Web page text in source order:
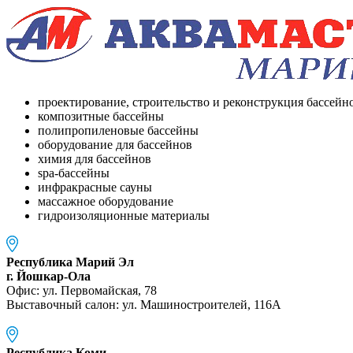
проектирование, строительство и реконструкция
композитные бассейны
полипропиленовые бассейны
оборудование для бассейнов
химия для бассейнов
spa-бассейны
инфракрасные сауны
массажное оборудование
гидроизоляционные материалы
Республика Марий Эл
г. Йошкар-Ола
Офис: ул. Первомайская, 78
Выставочный салон: ул. Машиностроителей, 116A